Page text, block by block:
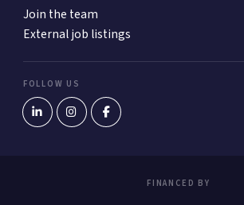
Join the team
External job listings
FOLLOW US
FINANCED BY